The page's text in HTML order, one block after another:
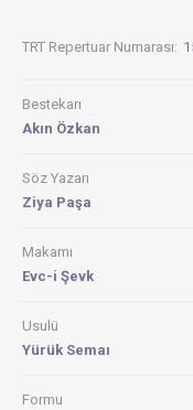
TRT Repertuar Numarası:
Bestekarı
Akın Özkan
Söz Yazarı
Ziya Paşa
Makamı
Evc-i Şevk
Usulü
Yürük Semaı
Formu